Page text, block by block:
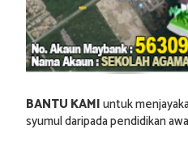
BANTU KAMIuntuk
syumul daripada pendidikan